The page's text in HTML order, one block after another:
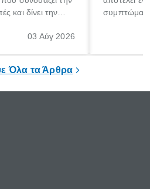
και δίνει την
λίγες μέρες
03 Αύγ 2026
Όλα τα Άρθρα